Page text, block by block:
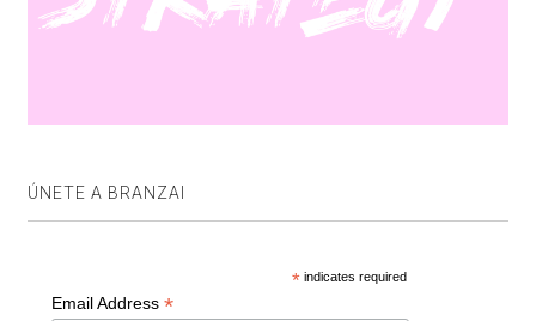
ÚNETE A BRANZAI
* indicates required
Email Address *